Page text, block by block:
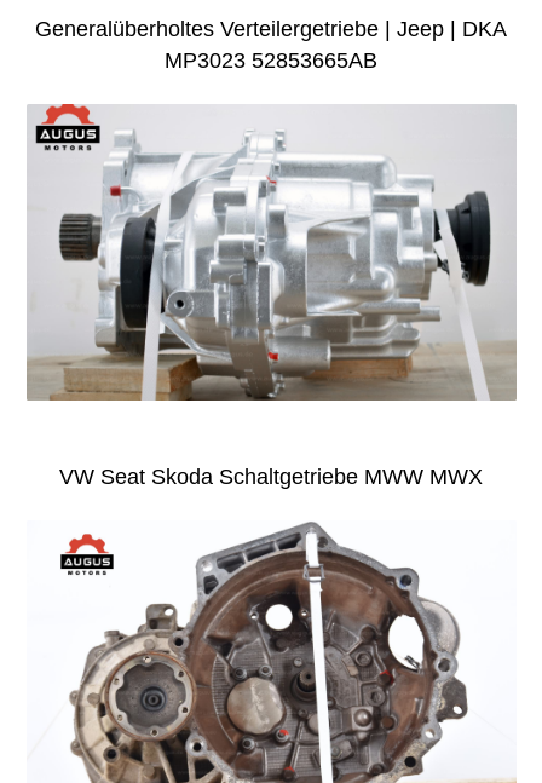
Generalüberholtes Verteilergetriebe | Jeep | DKA
MP3023 52853665AB
VW Seat Skoda Schaltgetriebe MWW MWX